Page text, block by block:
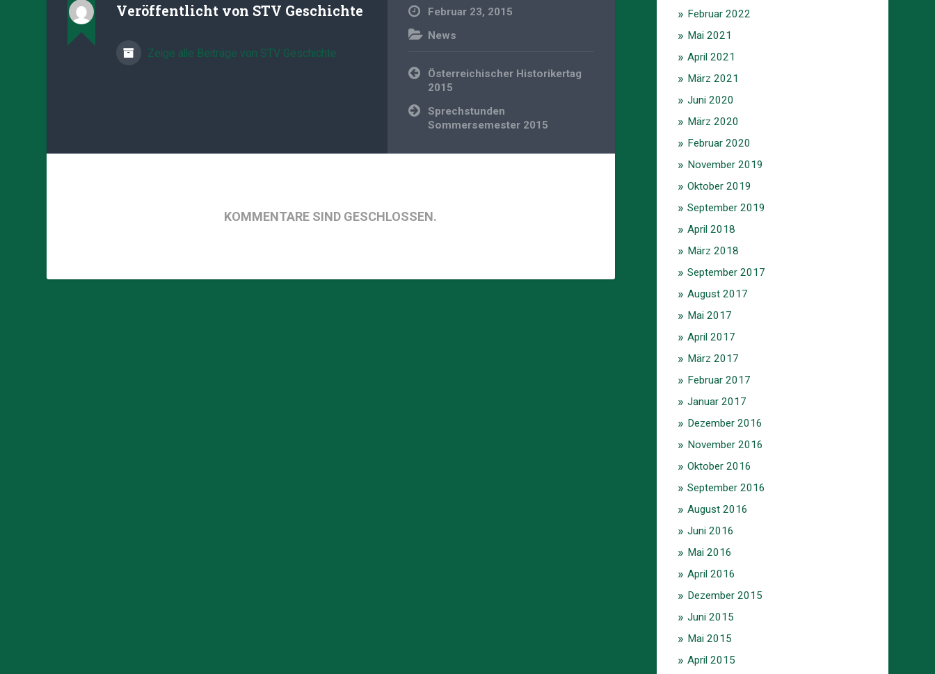
Veröffentlicht von STV Geschichte
Zeige alle Beiträge von STV Geschichte
Februar 23, 2015
News
Beitragsnavigation
Österreichischer Historikertag
2015
Sprechstunden
Sommersemester 2015
KOMMENTARE SIND GESCHLOSSEN.
Februar 2022
Mai 2021
April 2021
März 2021
Juni 2020
März 2020
Februar 2020
November 2019
Oktober 2019
September 2019
April 2018
März 2018
September 2017
August 2017
Mai 2017
April 2017
März 2017
Februar 2017
Januar 2017
Dezember 2016
November 2016
Oktober 2016
September 2016
August 2016
Juni 2016
Mai 2016
April 2016
Dezember 2015
Juni 2015
Mai 2015
April 2015